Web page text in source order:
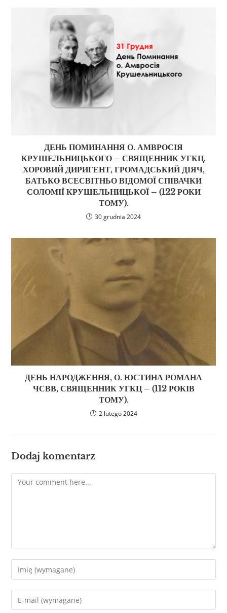
ДЕНЬ ПОМИНАННЯ О. АМВРОСІЯ
КРУШЕЛЬНИЦЬКОГО – СВЯЩЕННИК УГКЦ,
ХОРОВИЙ ДИРИГЕНТ, ГРОМАДСЬКИЙ ДІЯЧ,
БАТЬКО ВСЕСВІТНЬО ВІДОМОЇ СПІВАЧКИ
СОЛОМІЇ КРУШЕЛЬНИЦЬКОЇ – (122 РОКИ
ТОМУ).
30 grudnia 2024
ДЕНЬ НАРОДЖЕННЯ, О. ЮСТИНА РОМАНА
ЧСВВ, СВЯЩЕННИК УГКЦ – (112 РОКІВ
ТОМУ).
2 lutego 2024
Dodaj komentarz